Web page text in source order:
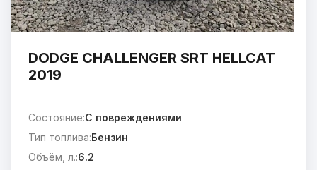
DODGE CHALLENGER SRT HELLCAT
2019
Состояние:C повреждениями
Тип топлива:Бензин
Объём, л.:6.2